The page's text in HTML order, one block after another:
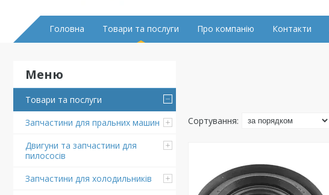
Головна Товари та послуги Про компанію Контакти
Товари та послуги
Запчастини для пральних машин
Двигуни та запчастини для
пилососів
Запчастини для холодильників